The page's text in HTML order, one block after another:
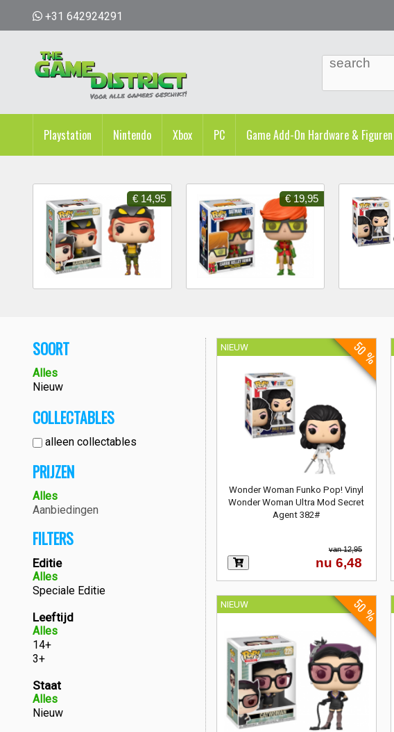
+31 642924291
Playstation Nintendo Xbox PC Game Add-On Hardware & Figuren
€ 14,95 € 19,95
SOORT
Alles
Nieuw
COLLECTABLES
alleen collectables
PRIJZEN
Alles
Aanbiedingen
FILTERS
Editie
Alles
Speciale Editie
Leeftijd
Alles
14+
3+
Staat
Alles
Nieuw
NIEUW
Wonder Woman Funko Pop! Vinyl
Wonder Woman Ultra Mod Secret
Agent 382#
50 %
van 12,95
nu 6,48
NIEUW 50 %